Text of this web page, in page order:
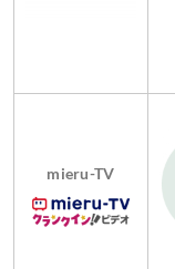
mieru-TV